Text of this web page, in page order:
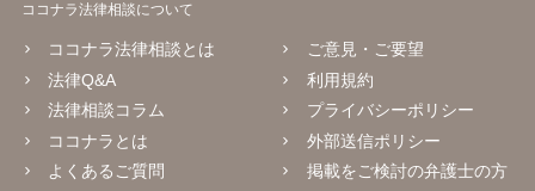
ココナラ法律相談について
ココナラ法律相談とは
法律Q&A
法律相談コラム
ココナラとは
よくあるご質問
ご意見・ご要望
利用規約
プライバシーポリシー
外部送信ポリシー
掲載をご検討の弁護士の方